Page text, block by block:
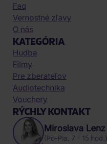
Faq
Vernostné zľavy
O nás
KATEGÓRIA
Hudba
Filmy
Pre zberateľov
Audiotechnika
Vouchery
RÝCHLY KONTAKT
Miroslava Lenz
(Po-Pia, 7 - 15 hod.)